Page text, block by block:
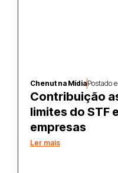
Chenut na MídiaPostado
Contribuição
limites do STF
empresas
Ler mais